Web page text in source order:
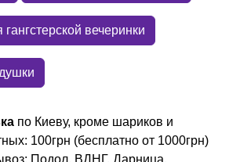
вечеринки
по Киеву, кроме шариков и
100грн (бесплатно от 1000грн)
Подол, ВДНГ, Дарница.